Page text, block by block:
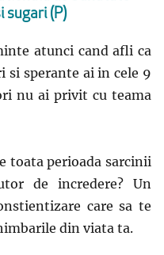
sugari (P)
atunci cand afli ca
si sperante ai in cele 9
nu ai privit cu teama
toata perioada sarcinii
de incredere? Un
care sa te
din viata ta.